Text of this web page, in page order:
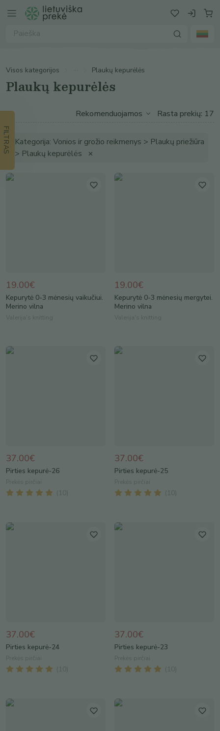
Visos kategorijos Plaukų kepurėlės
Plaukų kepurėlės
FILTRAS
Rasta prekių: 17
Kategorija: Vonios ir grožio reikmenys > Plaukų priežiūra
> Plaukų kepurėlės
✕
19.00€
Kepurytė 0-3 mėnesių vaikučiui.
Merino vilna
Valerija's knitting
19.00€
Kepurytė 0-3 mėnesių mergytei.
Merino vilna
Valerija's knitting
37.00€
Pirties kepurė-26
Prekės pirčiai
( 10
37.00€
Pirties kepurė-25
Prekės pirčiai
( 10
37.00€
Pirties kepurė-24
Prekės pirčiai
( 10
37.00€
Pirties kepurė-23
Prekės pirčiai
( 10